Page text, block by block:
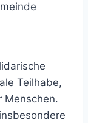
Teilhabe,
Menschen.